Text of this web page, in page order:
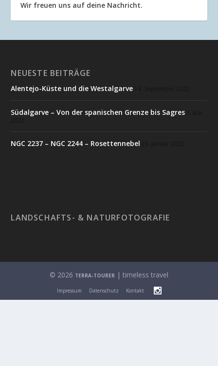
Wir freuen uns auf deine Nachricht.
NEUESTE BEITRÄGE
Alentejo-Küste und die Westalgarve
Südalgarve – Von der spanischen Grenze bis Sagres
NGC 2237 – NGC 2244 – Rosettennebel
LANDSCHAFTS- & NATURFOTOGRAFIE
© 2026 TERRA-TOURER | timeless travel
Impressum Datenschutz Kontakt